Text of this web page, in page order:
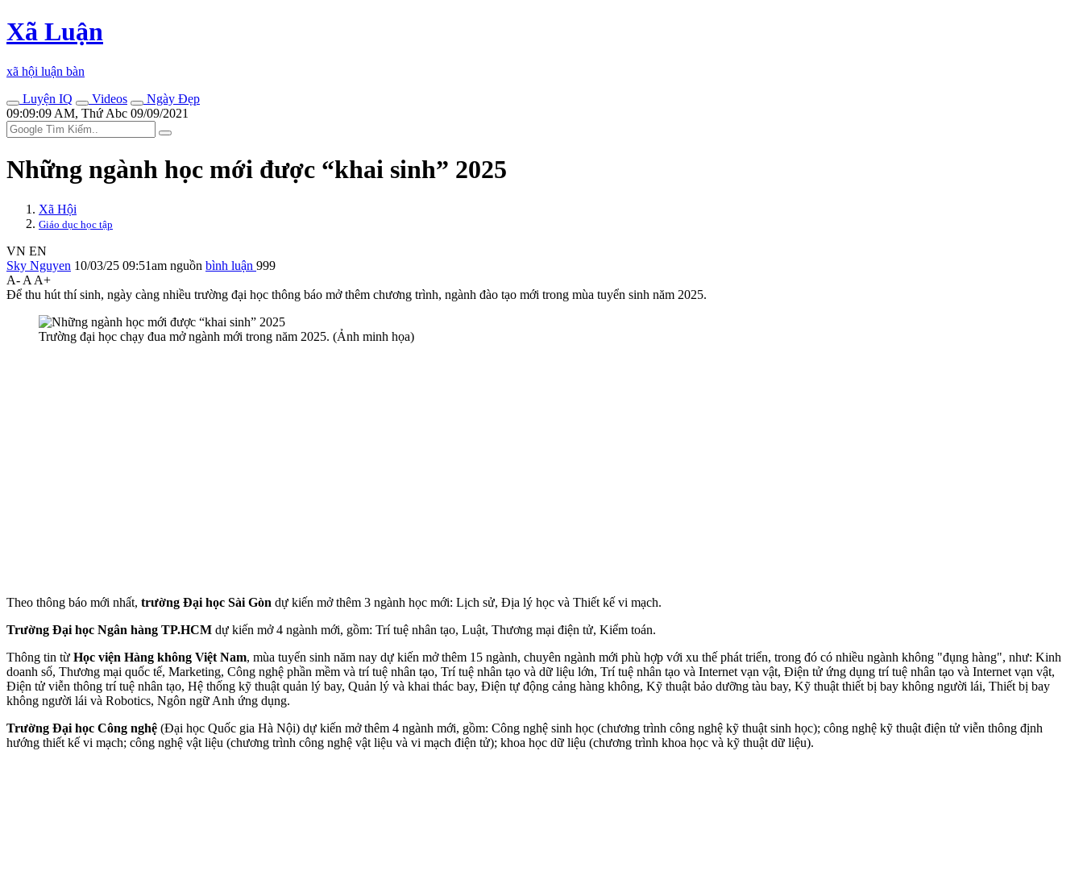
Xã Luận
xã hội luận bàn
Luyện IQ
Videos
Ngày Đẹp
09:09:09 AM, Thứ Abc 09/09/2021
Những ngành học mới được “khai sinh” 2025
Xã Hội
Giáo dục học tập
VN EN
Sky Nguyen 10/03/25 09:51am nguồn bình luận 999
A- A A+
Để thu hút thí sinh, ngày càng nhiều trường đại học thông báo mở thêm chương trình, ngành đào tạo mới trong mùa tuyển sinh năm 2025.
Trường đại học chạy đua mở ngành mới trong năm 2025. (Ảnh minh họa)
Theo thông báo mới nhất, trường Đại học Sài Gòn dự kiến mở thêm 3 ngành học mới: Lịch sử, Địa lý học và Thiết kế vi mạch.
Trường Đại học Ngân hàng TP.HCM dự kiến mở 4 ngành mới, gồm: Trí tuệ nhân tạo, Luật, Thương mại điện tử, Kiểm toán.
Thông tin từ Học viện Hàng không Việt Nam, mùa tuyển sinh năm nay dự kiến mở thêm 15 ngành, chuyên ngành mới phù hợp với xu thế phát triển, trong đó có nhiều ngành không "đụng hàng", như: Kinh
doanh số, Thương mại quốc tế, Marketing, Công nghệ phần mềm và trí tuệ nhân tạo, Trí tuệ nhân tạo và dữ liệu lớn, Trí tuệ nhân tạo và Internet vạn vật, Điện tử ứng dụng trí tuệ nhân tạo và Internet vạn vật,
Điện tử viễn thông trí tuệ nhân tạo, Hệ thống kỹ thuật quản lý bay, Quản lý và khai thác bay, Điện tự động cảng hàng không, Kỹ thuật bảo dưỡng tàu bay, Kỹ thuật thiết bị bay không người lái, Thiết bị bay
không người lái và Robotics, Ngôn ngữ Anh ứng dụng.
Trường Đại học Công nghệ (Đại học Quốc gia Hà Nội) dự kiến mở thêm 4 ngành mới, gồm: Công nghệ sinh học (chương trình công nghệ kỹ thuật sinh học); công nghệ kỹ thuật điện tử viễn thông định
hướng thiết kế vi mạch; công nghệ vật liệu (chương trình công nghệ vật liệu và vi mạch điện tử); khoa học dữ liệu (chương trình khoa học và kỹ thuật dữ liệu).